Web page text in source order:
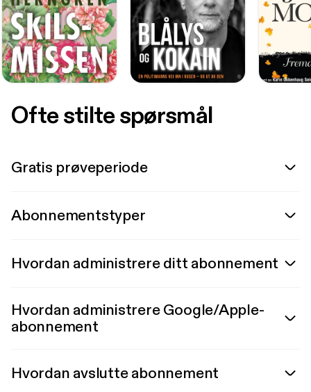
Ofte stilte spørsmål
Gratis prøveperiode
Abonnementstyper
Hvordan administrere ditt abonnement
Hvordan administrere Google/Apple-
abonnement
Hvordan avslutte abonnement